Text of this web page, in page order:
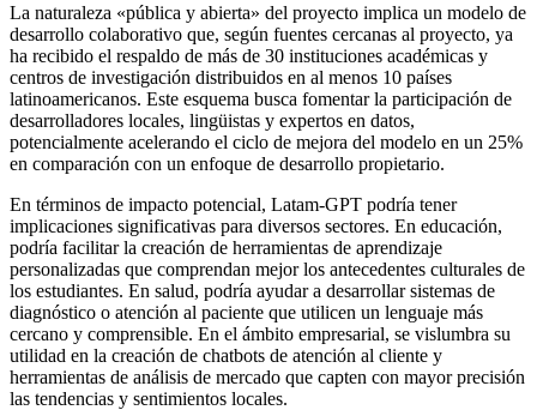
La naturaleza «pública y abierta» del proyecto implica un modelo de
desarrollo colaborativo que, según fuentes cercanas al proyecto, ya
ha recibido el respaldo de más de 30 instituciones académicas y
centros de investigación distribuidos en al menos 10 países
latinoamericanos. Este esquema busca fomentar la participación de
desarrolladores locales, lingüistas y expertos en datos,
potencialmente acelerando el ciclo de mejora del modelo en un 25%
en comparación con un enfoque de desarrollo propietario.
En términos de impacto potencial, Latam-GPT podría tener
implicaciones significativas para diversos sectores. En educación,
podría facilitar la creación de herramientas de aprendizaje
personalizadas que comprendan mejor los antecedentes culturales de
los estudiantes. En salud, podría ayudar a desarrollar sistemas de
diagnóstico o atención al paciente que utilicen un lenguaje más
cercano y comprensible. En el ámbito empresarial, se vislumbra su
utilidad en la creación de chatbots de atención al cliente y
herramientas de análisis de mercado que capten con mayor precisión
las tendencias y sentimientos locales.